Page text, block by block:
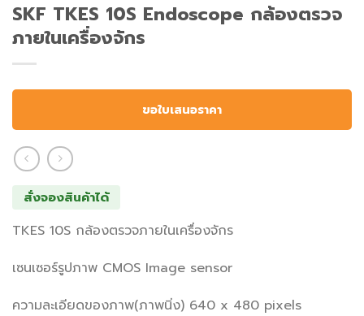
SKF TKES 10S Endoscope กล้องตรวจ
ภายในเครื่องจักร
ขอใบเสนอราคา
สั่งจองสินค้าได้
TKES 10S กล้องตรวจภายในเครื่องจักร
เซนเซอร์รูปภาพ CMOS Image sensor
ความละเอียดของภาพ(ภาพนิ่ง) 640 x 480 pixels